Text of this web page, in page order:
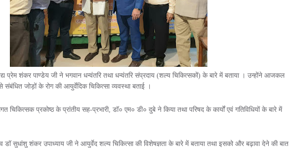
प्रेम शंकर पाण्डेय जी ने भगवान धन्वंतरि तथा धन्वंतरि संप्रदाय (शल्य चिकित्सकों) के बारे में बताया । उन्होंने आजकल
जोड़ों के रोग की आयुर्वेदिक चिकित्सा व्यवस्था बताई ।
चिकित्सक प्रकोष्ठ के प्रांतीय सह-प्रभारी, डॉ० एम० डी० दुबे ने किया तथा परिषद के कार्यों एवं गतिविधियों के बारे में
डॉ सुधांशु शंकर उपाध्याय जी ने आयुर्वेद शल्य चिकित्सा की विशेषज्ञता के बारे में बताया तथा इसको और बढ़ावा देने की बात